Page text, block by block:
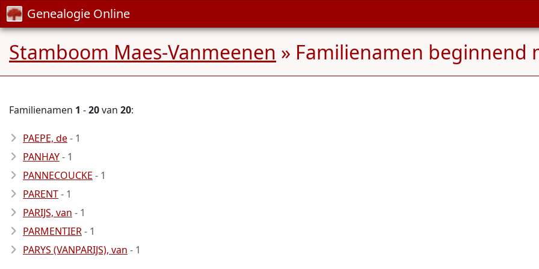
Genealogie Online
Stamboom Maes-Vanmeenen » Familienamen beginnend
Familienamen 1 -20van 20:
PAEPE, de- 1
PANHAY- 1
PANNECOUCKE - 1
PARENT- 1
PARIJS, van - 1
PARMENTIER- 1
PARYS (VANPARIJS), van - 1